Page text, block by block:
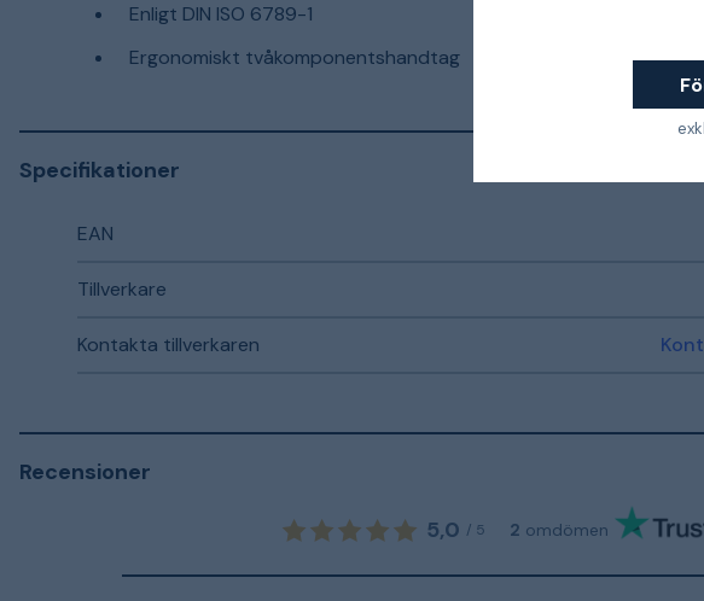
Enligt DIN ISO 6789-1
Ergonomiskt tvåkomponentshandtag
Specifikationer
EAN
Tillverkare
Kontakta tillverkaren
Recensioner
5,0 / 5 2 omdömen